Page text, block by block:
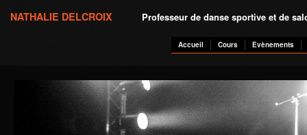
NATHALIE DELCROIX Professeur de danse sportive et de
Accueil Cours Evènements